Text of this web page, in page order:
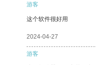
游客
这个软件很好用
2024-04-27
游客